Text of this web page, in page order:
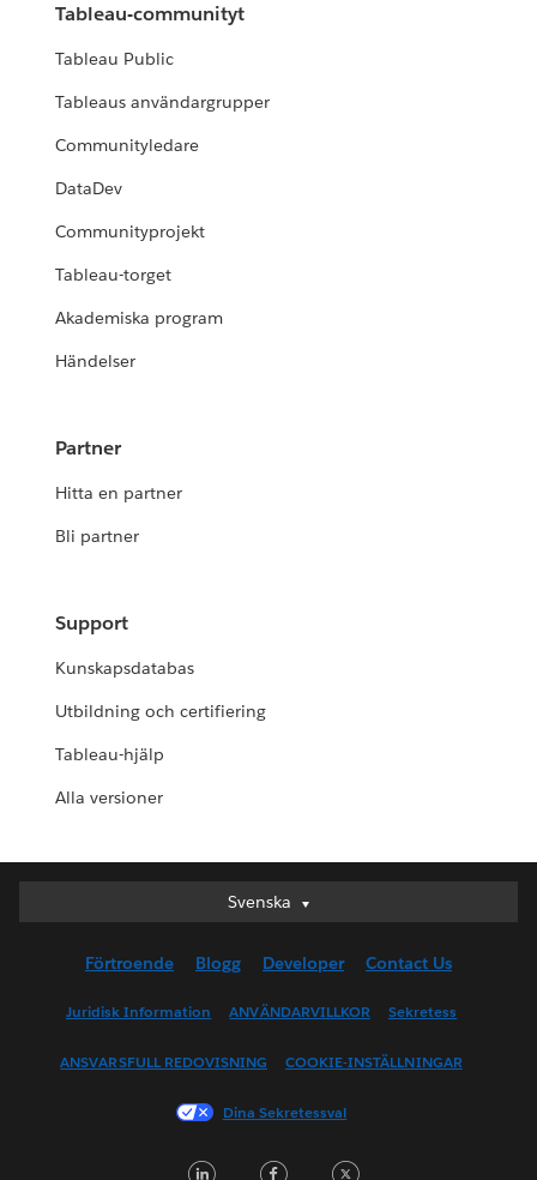
Tableau-communityt
Tableau Public
Tableaus användargrupper
Communityledare
DataDev
Communityprojekt
Tableau-torget
Akademiska program
Händelser
Partner
Hitta en partner
Bli partner
Support
Kunskapsdatabas
Utbildning och certifiering
Tableau-hjälp
Alla versioner
Svenska
Svenska
English (UK)
English (US)
Français (Canada)
Français (France)
日本語
Förtroende Blogg Developer Contact Us
Juridisk Information ANVÄNDARVILLKOR Sekretess
ANSVARSFULL REDOVISNING COOKIE-INSTÄLLNINGAR
Dina Sekretessval
LinkedInFacebook